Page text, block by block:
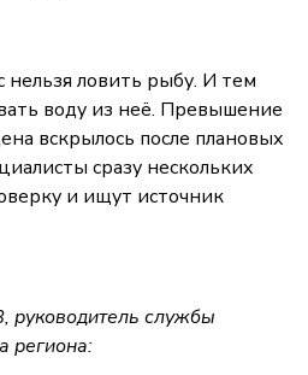
нельзя ловить рыбу. И тем
воду из неё. Превышение
вскрылось после плановых
сразу нескольких
и ищут источник
службы
региона: